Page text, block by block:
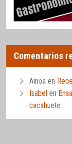
Comentarios
Ainoa en
Isabel en
cacahuete